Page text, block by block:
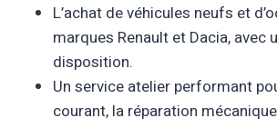
L’achat de véhicules neufs et
marques Renault et Dacia, avec
disposition.
Un service atelier performant
courant, la réparation